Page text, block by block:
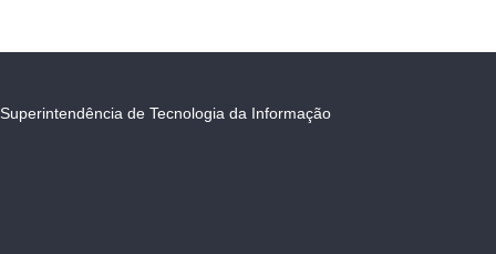
Superintendência de Tecnologia da Informação